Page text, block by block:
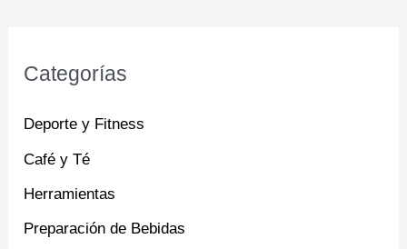
Categorías
Deporte y Fitness
Café y Té
Herramientas
Preparación de Bebidas